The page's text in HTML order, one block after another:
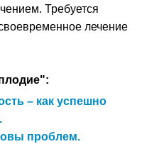
Требуется
лечение
– как успешно
проблем.